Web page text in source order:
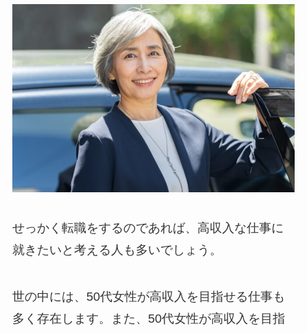
せっかく転職をするのであれば、高収入な仕事に
就きたいと考える人も多いでしょう。
世の中には、50代女性が高収入を目指せる仕事も
多く存在します。また、50代女性が高収入を目指